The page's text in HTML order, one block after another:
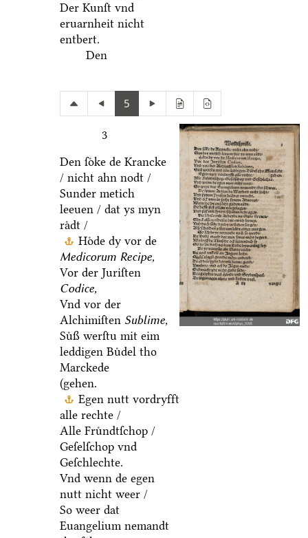
Der Kunſt vnd
eruarnheit nicht
entbert.
Den
5
3
Den ſoͤke de Krancke
/ nicht ahn nodt /
Sunder metich
leeuen / dat ys myn
raͤdt /
Hoͤde dy vor de
Medicorum Recipe,
Vor der Juriſten
Codice,
Vnd vor der
Alchimiſten Sublime,
Suͤß werſtu mit eim
leddigen Buͤdel tho
Marckede
(gehen.
Egen nutt vordryfft
alle rechte /
Alle Fruͤndtſchop /
Geſelſchop vnd
Geſchlechte.
Vnd wenn de egen
nutt nicht weer /
So weer dat
Euangelium nemandt